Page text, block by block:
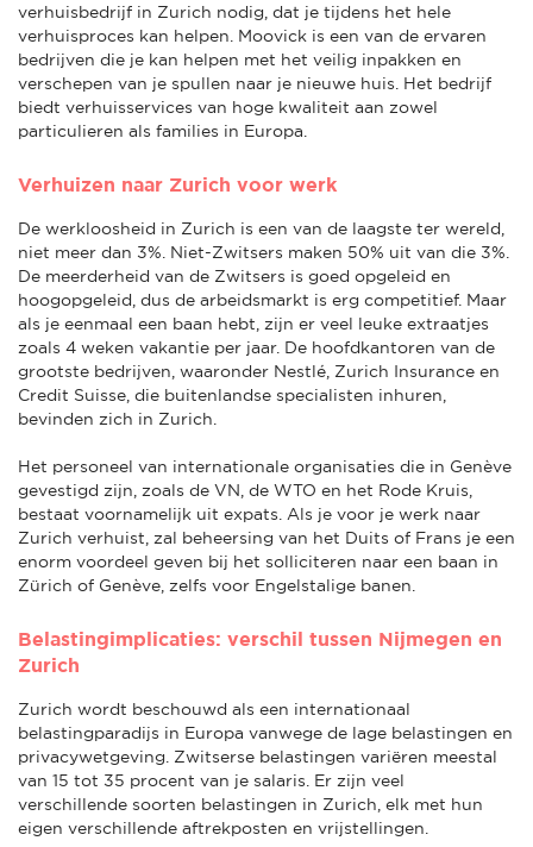
verhuisbedrijf in Zurich nodig, dat je tijdens het hele
verhuisproces kan helpen. Moovick is een van de ervaren
bedrijven die je kan helpen met het veilig inpakken en
verschepen van je spullen naar je nieuwe huis. Het bedrijf
biedt verhuisservices van hoge kwaliteit aan zowel
particulieren als families in Europa.
Verhuizen naar Zurich voor werk
De werkloosheid in Zurich is een van de laagste ter wereld,
niet meer dan 3%. Niet-Zwitsers maken 50% uit van die 3%.
De meerderheid van de Zwitsers is goed opgeleid en
hoogopgeleid, dus de arbeidsmarkt is erg competitief. Maar
als je eenmaal een baan hebt, zijn er veel leuke extraatjes
zoals 4 weken vakantie per jaar. De hoofdkantoren van de
grootste bedrijven, waaronder Nestlé, Zurich Insurance en
Credit Suisse, die buitenlandse specialisten inhuren,
bevinden zich in Zurich.
Het personeel van internationale organisaties die in Genève
gevestigd zijn, zoals de VN, de WTO en het Rode Kruis,
bestaat voornamelijk uit expats. Als je voor je werk naar
Zurich verhuist, zal beheersing van het Duits of Frans je een
enorm voordeel geven bij het solliciteren naar een baan in
Zürich of Genève, zelfs voor Engelstalige banen.
Belastingimplicaties: verschil tussen Nijmegen en
Zurich
Zurich wordt beschouwd als een internationaal
belastingparadijs in Europa vanwege de lage belastingen en
privacywetgeving. Zwitserse belastingen variëren meestal
van 15 tot 35 procent van je salaris. Er zijn veel
verschillende soorten belastingen in Zurich, elk met hun
eigen verschillende aftrekposten en vrijstellingen.